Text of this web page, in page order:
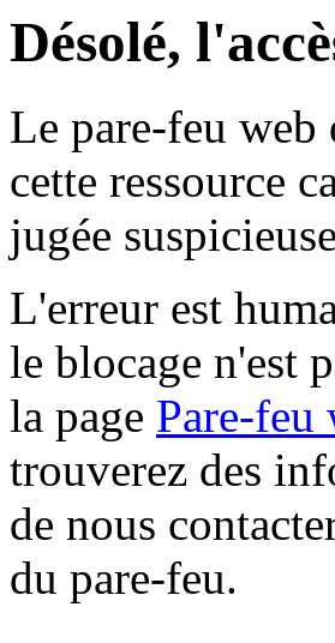
Désolé,
Le pare-feu web
cette ressource
jugée
L'erreur est
le blocage n'est
la page Pare-feu
trouverez des
de nous
du pare-feu.